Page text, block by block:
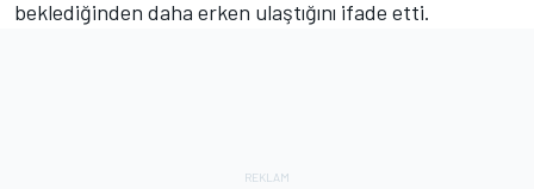
beklediğinden daha erken ulaştığını ifade etti.